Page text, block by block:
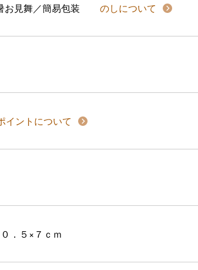
お見舞／簡易包装
のしについて
イントについて
．５×７ｃｍ